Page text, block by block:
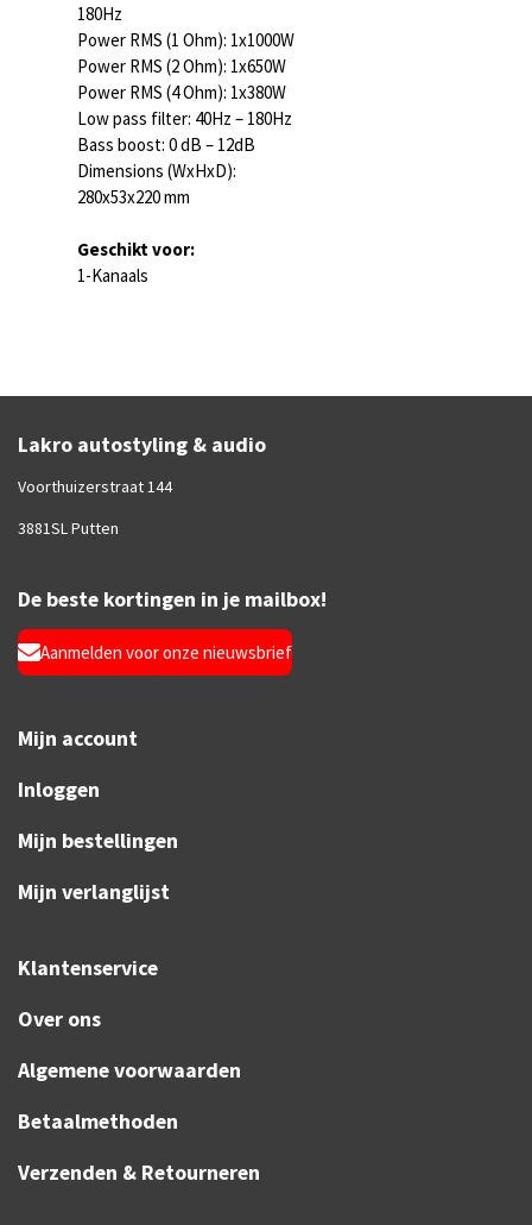
180Hz
Power RMS (1 Ohm): 1x1000W
Power RMS (2 Ohm): 1x650W
Power RMS (4 Ohm): 1x380W
Low pass filter: 40Hz – 180Hz
Bass boost: 0 dB – 12dB
Dimensions (WxHxD):
280x53x220 mm
Geschikt voor:
1-Kanaals
Lakro autostyling & audio
Voorthuizerstraat 144
3881SL Putten
De beste kortingen in je mailbox!
Aanmelden voor onze nieuwsbrief
Mijn account
Inloggen
Mijn bestellingen
Mijn verlanglijst
Klantenservice
Over ons
Algemene voorwaarden
Betaalmethoden
Verzenden & Retourneren